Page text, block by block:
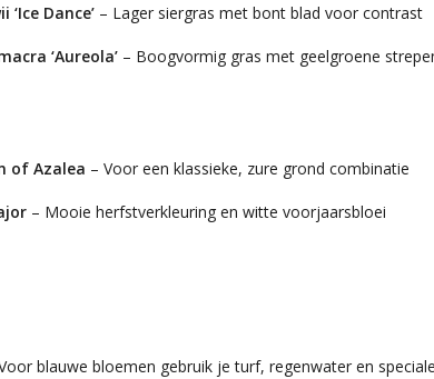
Dance’ – Lager siergras met bont blad voor contrast
‘Aureola’ – Boogvormig gras met geelgroene
of Azalea – Voor een klassieke, zure grond combinatie
– Mooie herfstverkleuring en witte voorjaarsbloei
blauwe bloemen gebruik je turf, regenwater en